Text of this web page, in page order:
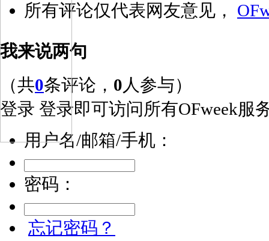
所有评论仅代表网友意见，
我来说两句
（共0条评论， 0 人参与）
登录 登录即可访问所有OFweek服
用户名/邮箱/手机：
密码：
忘记密码？